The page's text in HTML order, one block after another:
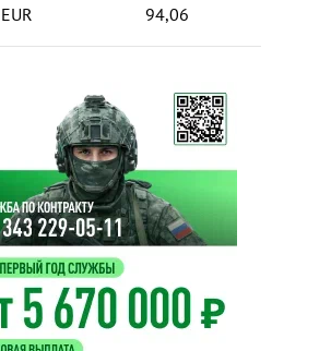
EUR
94,06